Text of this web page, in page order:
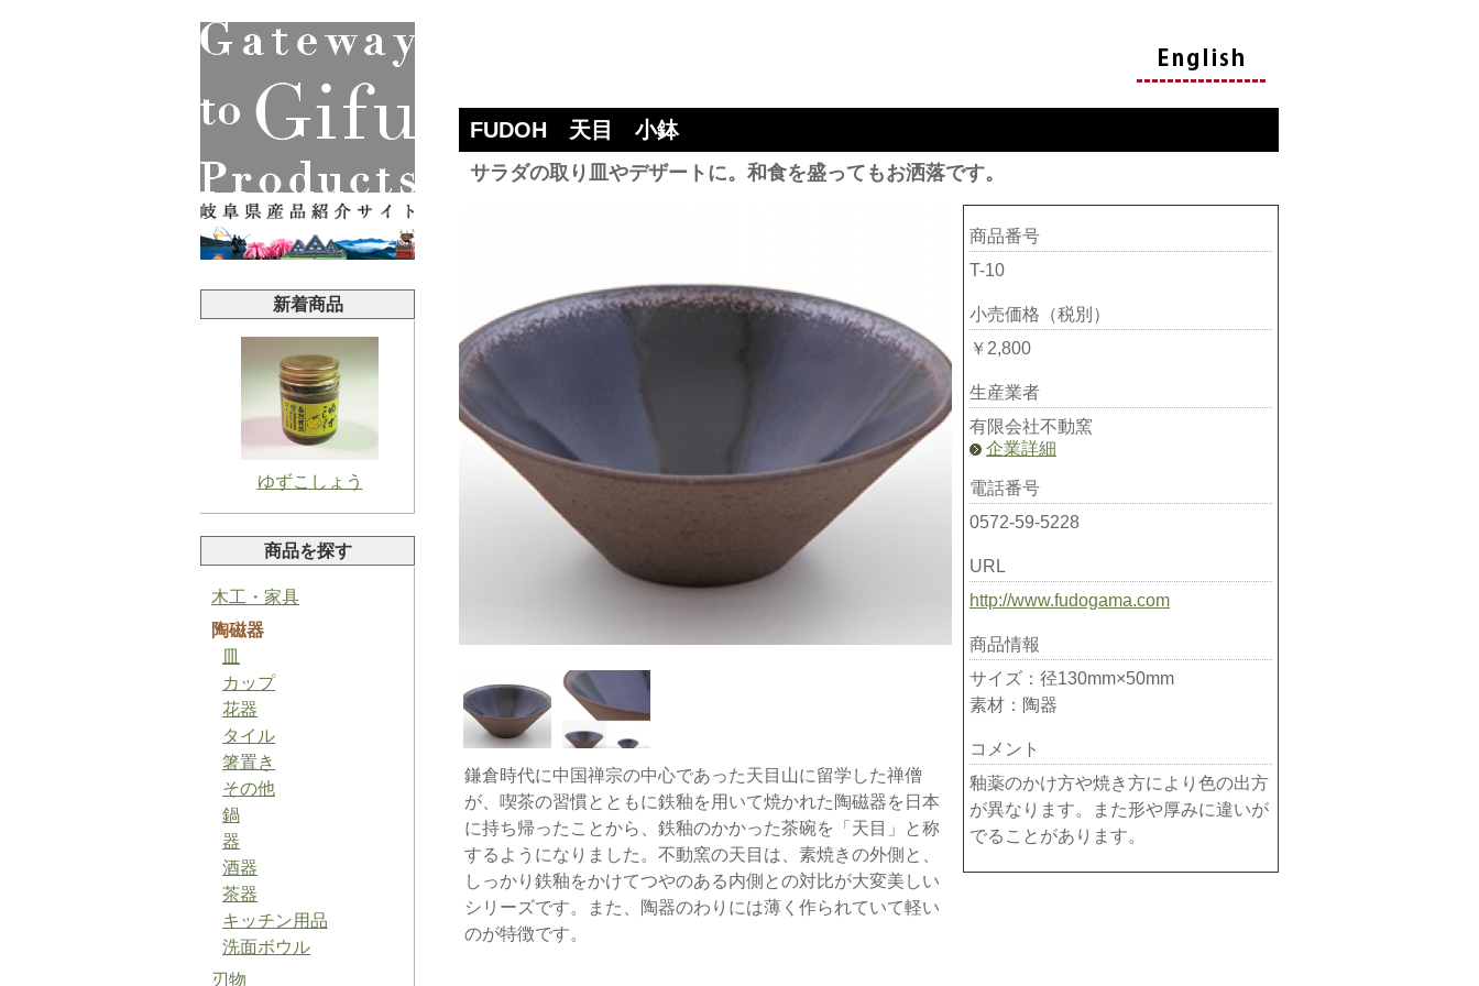
新着商品
ゆずこしょう
商品を探す
木工・家具
陶磁器
皿
カップ
花器
タイル
箸置き
その他
鍋
器
酒器
茶器
キッチン用品
洗面ボウル
刃物
FUDOH 天目 小鉢
サラダの取り皿やデザートに。和食を盛ってもお洒落です。
鎌倉時代に中国禅宗の中心であった天目山に留学した禅僧
が、喫茶の習慣とともに鉄釉を用いて焼かれた陶磁器を日本
に持ち帰ったことから、鉄釉のかかった茶碗を「天目」と称
するようになりました。不動窯の天目は、素焼きの外側と、
しっかり鉄釉をかけてつやのある内側との対比が大変美しい
シリーズです。また、陶器のわりには薄く作られていて軽い
のが特徴です。
商品番号
T-10
小売価格（税別）
￥2,800
生産業者
有限会社不動窯
企業詳細
電話番号
0572-59-5228
URL
http://www.fudogama.com
商品情報
サイズ：径130mm×50mm
素材：陶器
コメント
釉薬のかけ方や焼き方により色の出方
が異なります。また形や厚みに違いが
でることがあります。